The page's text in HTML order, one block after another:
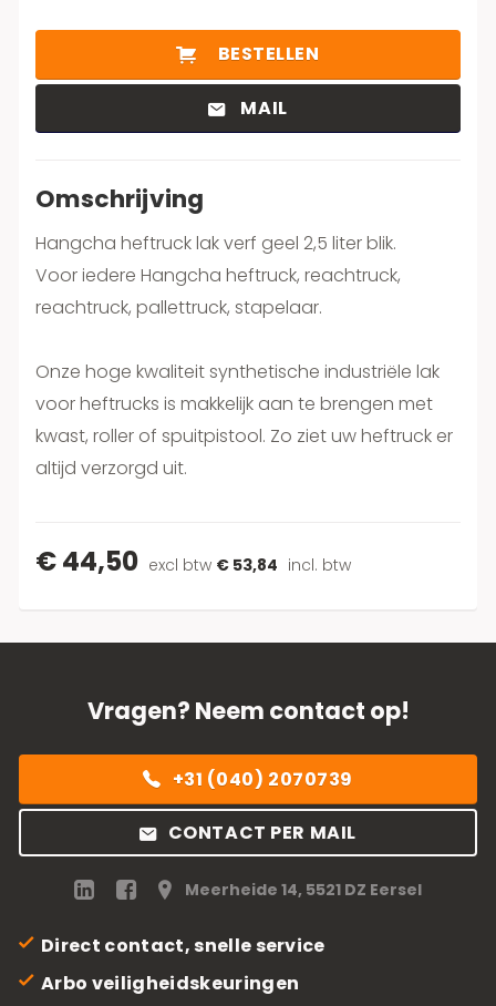
BESTELLEN
MAIL
Omschrijving
Hangcha heftruck lak verf geel 2,5 liter blik.
Voor iedere Hangcha heftruck, reachtruck,
reachtruck, pallettruck, stapelaar.
Onze hoge kwaliteit synthetische industriële lak
voor heftrucks is makkelijk aan te brengen met
kwast, roller of spuitpistool. Zo ziet uw heftruck er
altijd verzorgd uit.
€ 44,50 excl btw € 53,84 incl. btw
Vragen? Neem contact op!
+31 (040) 2070739
CONTACT PER MAIL
Meerheide 14, 5521 DZ Eersel
Direct contact, snelle service
Arbo veiligheidskeuringen